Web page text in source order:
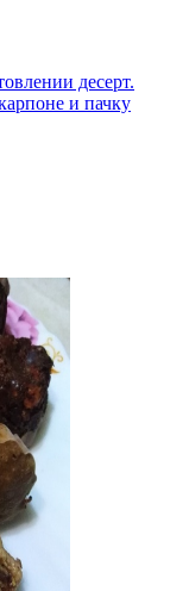
десерт.
и пачку